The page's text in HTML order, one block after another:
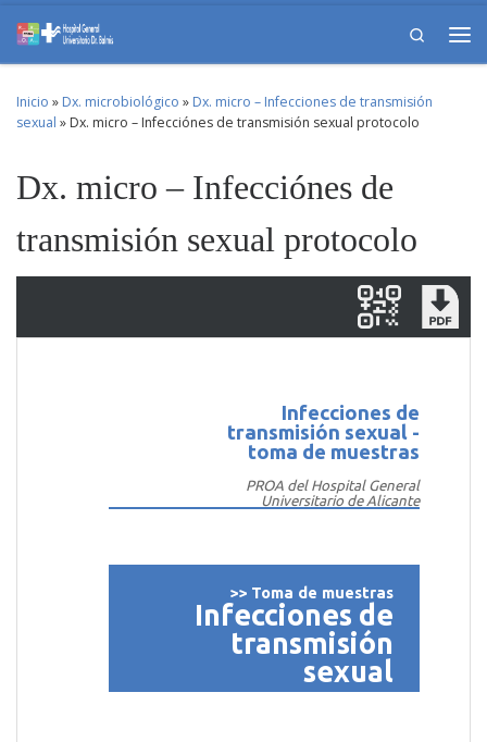
Skip to content
Search
Inicio » Dx. microbiológico » Dx. micro – Infecciones de transmisión
sexual » Dx. micro – Infecciónes de transmisión sexual protocolo
Dx. micro – Infecciónes de
transmisión sexual protocolo